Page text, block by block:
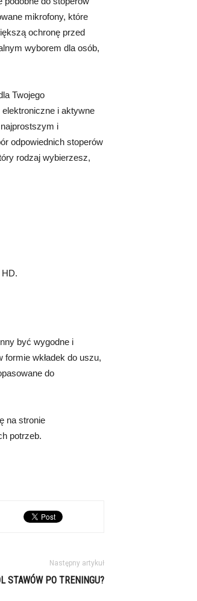
mikrofony, które
ochronę przed
wyborem dla osób,
Twojego
i aktywne
i
odpowiednich stoperów
rodzaj wybierzesz,
być wygodne i
wkładek do uszu,
do
na stronie
potrzeb.
Następny artykuł
STAWÓW PO TRENINGU?